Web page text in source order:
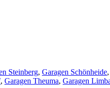
Steinberg, Garagen Schönheide,
, Garagen Theuma, Garagen